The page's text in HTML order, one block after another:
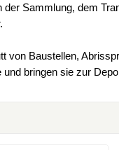
Sammlung, dem
von Baustellen,
bringen sie zur